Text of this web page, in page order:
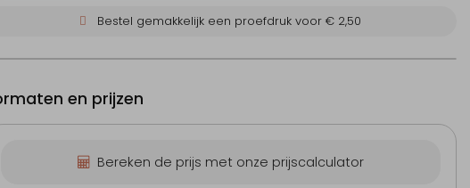
Bestel gemakkelijk een proefdruk voor€ 2,50
en prijzen
Bereken de prijs met onze prijscalculator